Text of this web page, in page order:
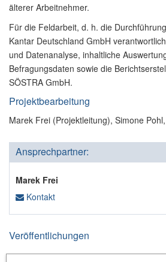
älterer Arbeitnehmer.
Für die Feldarbeit, d. h. die
Kantar Deutschland GmbH
und Datenanalyse, inhaltliche
Befragungsdaten sowie die
SÖSTRA GmbH.
Projektbearbeitung
Marek Frei (Projektleitung), Simone
Ansprechpartner:
Marek Frei
Kontakt
Veröffentlichungen